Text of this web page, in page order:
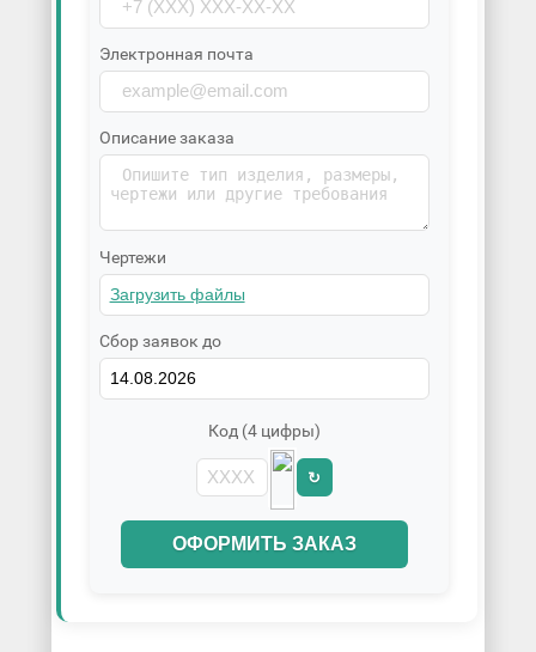
Электронная почта
Описание заказа
Чертежи
Сбор заявок до
Код (4 цифры)
↻
ОФОРМИТЬ ЗАКАЗ